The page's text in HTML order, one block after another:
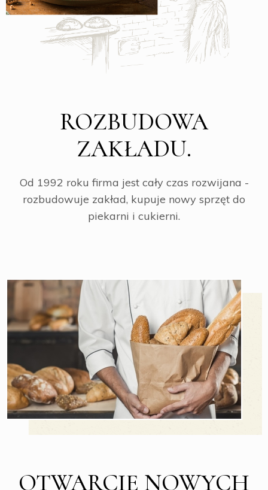
ROZBUDOWA
ZAKŁADU.
Od 1992 roku firma jest cały czas rozwijana -
rozbudowuje zakład, kupuje nowy sprzęt do
piekarni i cukierni.
OTWARCIE NOWYCH